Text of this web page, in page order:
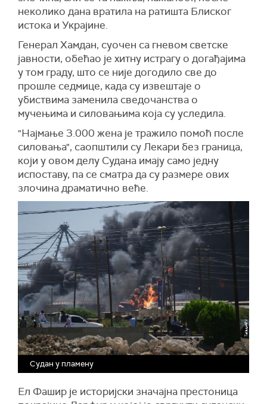
неколико дана вратила на ратишта Блиског
истока и Украјине.
Генерал Хамдан, суочен са гневом светске
јавности, обећао је хитну истрагу о догађајима
у том граду, што се није догодило све до
прошле седмице, када су извештаје о
убиствима заменила сведочанства о
мучењима и силовањима која су уследила.
"Најмање 3.000 жена је тражило помоћ после
силовања", саопштили су Лекари без граница,
који у овом делу Судана имају само једну
испоставу, па се сматра да су размере ових
злочина драматично веће.
Судан у пламену
Ел Фашир је историјски значајна престоница